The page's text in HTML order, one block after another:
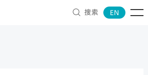
 搜索 EN